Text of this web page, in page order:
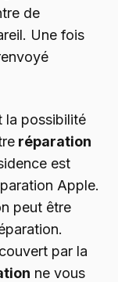
de
Une fois
la possibilité
réparation
est
Apple.
peut être
par la
ne vous